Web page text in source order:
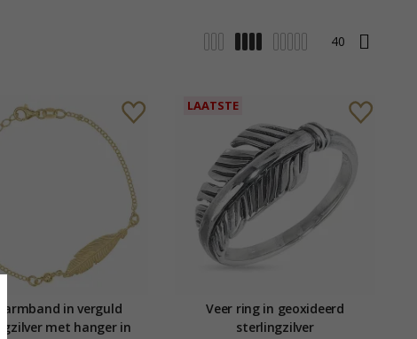
armband in verguld
met hanger in
LAATSTE
Veer ring in geoxideerd
sterlingzilver